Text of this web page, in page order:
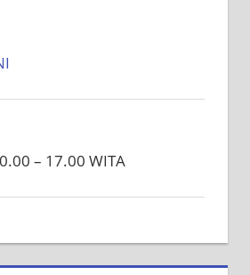
– 17.00 WITA